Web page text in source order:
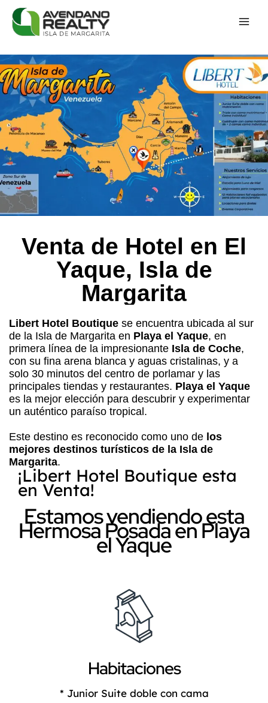
Venta de Hotel en El
Yaque, Isla de
Margarita
Libert Hotel Boutique se encuentra ubicada al sur
de la Isla de Margarita en Playa el Yaque, en
primera línea de la impresionante Isla de Coche,
con su fina arena blanca y aguas cristalinas, y a
solo 30 minutos del centro de porlamar y las
principales tiendas y restaurantes. Playa el Yaque
es la mejor elección para descubrir y experimentar
un auténtico paraíso tropical.
Este destino es reconocido como uno de los
mejores destinos turísticos de la Isla de
Margarita.
¡Libert Hotel Boutique esta
en Venta!
Estamos vendiendo esta
Hermosa Posada en Playa
el Yaque
Habitaciones
* Junior Suite doble con cama